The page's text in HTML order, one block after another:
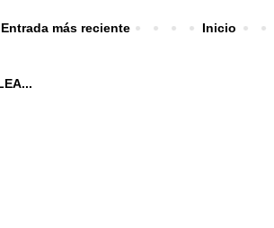
Entrada más reciente Inicio